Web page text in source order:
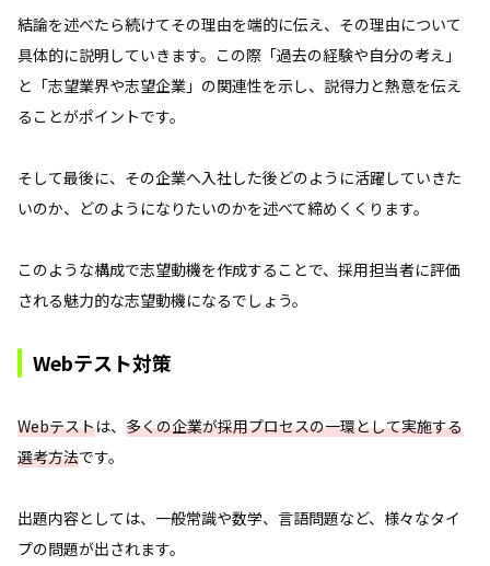
結論を述べたら続けてその理由を端的に伝え、その理由について
具体的に説明していきます。この際「過去の経験や自分の考え」
と「志望業界や志望企業」の関連性を示し、説得力と熱意を伝え
ることがポイントです。
そして最後に、その企業へ入社した後どのように活躍していきた
いのか、どのようになりたいのかを述べて締めくくります。
このような構成で志望動機を作成することで、採用担当者に評価
される魅力的な志望動機になるでしょう。
Webテスト対策
Webテストは、 多くの企業が採用プロセスの一環として実施する
選考方法です。
出題内容としては、一般常識や数学、言語問題など、様々なタイ
プの問題が出されます。